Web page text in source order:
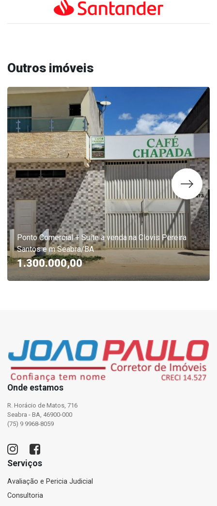
Outros imóveis
Ponto Comercial + Suíte a venda na Clovis Pereira
Santos e m Seabra/BA
1.300.000,00
Onde estamos
R. Horácio de Matos, 716
Seabra - BA, 46900-000
(75) 9 9968-8059
Serviços
Avaliação e Pericia Judicial
Consultoria